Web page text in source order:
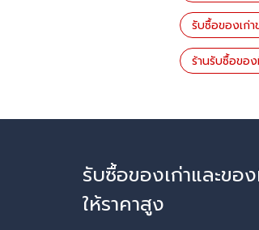
รับซื้อของเก่
ร้านรับซื้อขอ
รับซื้อของเก่าและขอ
ให้ราคาสูง